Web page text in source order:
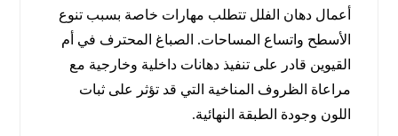
أعمال دهان الفلل تتطلب مهارات خاصة بسبب تنوع
الأسطح واتساع المساحات. الصباغ المحترف في أم
القيوين قادر على تنفيذ دهانات داخلية وخارجية مع
مراعاة الظروف المناخية التي قد تؤثر على ثبات
اللون وجودة الطبقة النهائية.